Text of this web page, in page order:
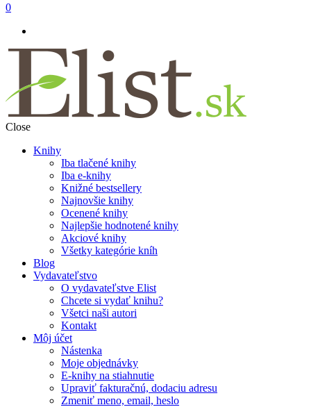
0
Close
Knihy
Iba tlačené knihy
Iba e-knihy
Knižné bestsellery
Najnovšie knihy
Ocenené knihy
Najlepšie hodnotené knihy
Akciové knihy
Všetky kategórie kníh
Blog
Vydavateľstvo
O vydavateľstve Elist
Chcete si vydať knihu?
Všetci naši autori
Kontakt
Môj účet
Nástenka
Moje objednávky
E-knihy na stiahnutie
Upraviť fakturačnú, dodaciu adresu
Zmeniť meno, email, heslo